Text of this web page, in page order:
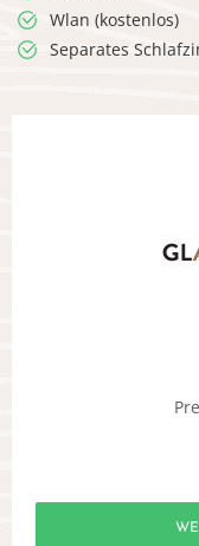
Wlan (kostenlos)
Separates